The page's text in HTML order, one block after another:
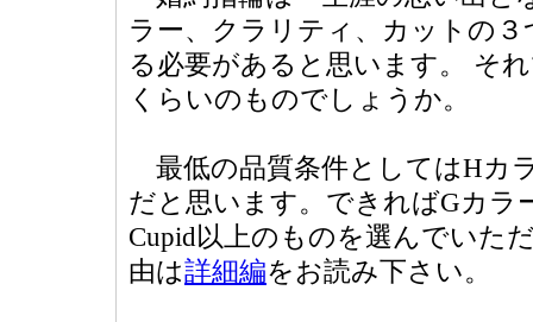
ラー、クラリティ、カットの
る必要があると思います。 そ
くらいのものでしょうか。
最低の品質条件としてはHカ
だと思います。できればGカラ
Cupid以上のものを選んでいた
由は詳細編をお読み下さい。